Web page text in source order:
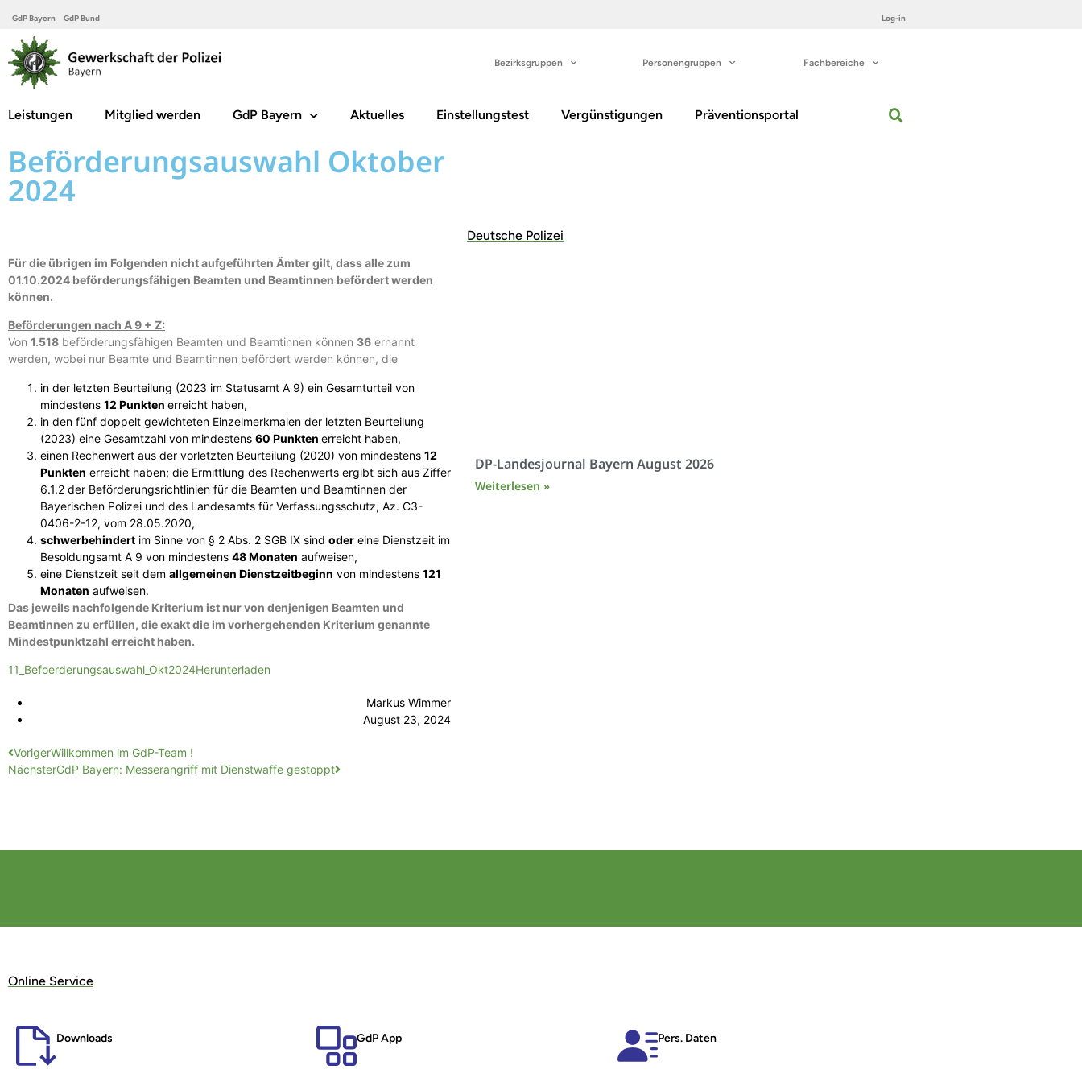
GdP Bayern GdP Bund Log-in
Bezirksgruppen Personengruppen Fachbereiche
Leistungen Mitglied werden GdP Bayern Aktuelles Einstellungstest Vergünstigungen Präventionsportal
Beförderungsauswahl Oktober
2024
Für die übrigen im Folgenden nicht aufgeführten Ämter gilt, dass alle zum
01.10.2024 beförderungsfähigen Beamten und Beamtinnen befördert werden
können.
Beförderungen nach A 9 + Z:
Von 1.518 beförderungsfähigen Beamten und Beamtinnen können 36 ernannt
werden, wobei nur Beamte und Beamtinnen befördert werden können, die
in der letzten Beurteilung (2023 im Statusamt A 9) ein Gesamturteil von
mindestens 12 Punkten erreicht haben,
in den fünf doppelt gewichteten Einzelmerkmalen der letzten Beurteilung
(2023) eine Gesamtzahl von mindestens 60 Punkten erreicht haben,
einen Rechenwert aus der vorletzten Beurteilung (2020) von mindestens 12
Punkten erreicht haben; die Ermittlung des Rechenwerts ergibt sich aus Ziffer
6.1.2 der Beförderungsrichtlinien für die Beamten und Beamtinnen der
Bayerischen Polizei und des Landesamts für Verfassungsschutz, Az. C3-
0406-2-12, vom 28.05.2020,
schwerbehindert im Sinne von § 2 Abs. 2 SGB IX sind oder eine Dienstzeit im
Besoldungsamt A 9 von mindestens 48 Monaten aufweisen,
eine Dienstzeit seit dem allgemeinen Dienstzeitbeginn von mindestens 121
Monaten aufweisen.
Das jeweils nachfolgende Kriterium ist nur von denjenigen Beamten und
Beamtinnen zu erfüllen, die exakt die im vorhergehenden Kriterium genannte
Mindestpunktzahl erreicht haben.
11_Befoerderungsauswahl_Okt2024Herunterladen
Markus Wimmer
August 23, 2024
VorigerWillkommen im GdP-Team !
NächsterGdP Bayern: Messerangriff mit Dienstwaffe gestoppt
Deutsche Polizei
DP-Landesjournal Bayern August 2026
Weiterlesen »
Online Service
Downloads GdP App Pers. Daten